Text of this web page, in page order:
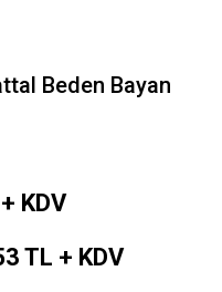
Beden Bayan
KDV
TL + KDV